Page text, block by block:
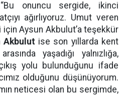
“Bu onuncu sergide, ikinci
ağırlıyoruz. Umut veren
Aysun Akbulut’a teşekkür
Akbulutise son yıllarda kent
yaşadığı yalnızlığa,
yolu bulunduğunu ifade
olduğunu düşünüyorum.
neticesi olan bu sergimde,